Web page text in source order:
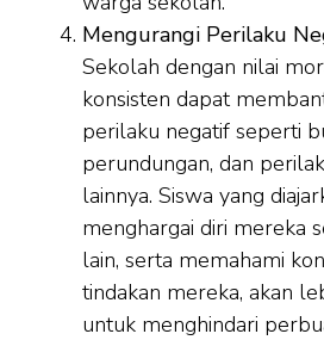
Mengurangi Perilaku
Sekolah dengan nilai
konsisten dapat
perilaku negatif seperti
perundungan, dan
lainnya. Siswa yang
menghargai diri mereka
lain, serta memahami
tindakan mereka, akan
untuk menghindari